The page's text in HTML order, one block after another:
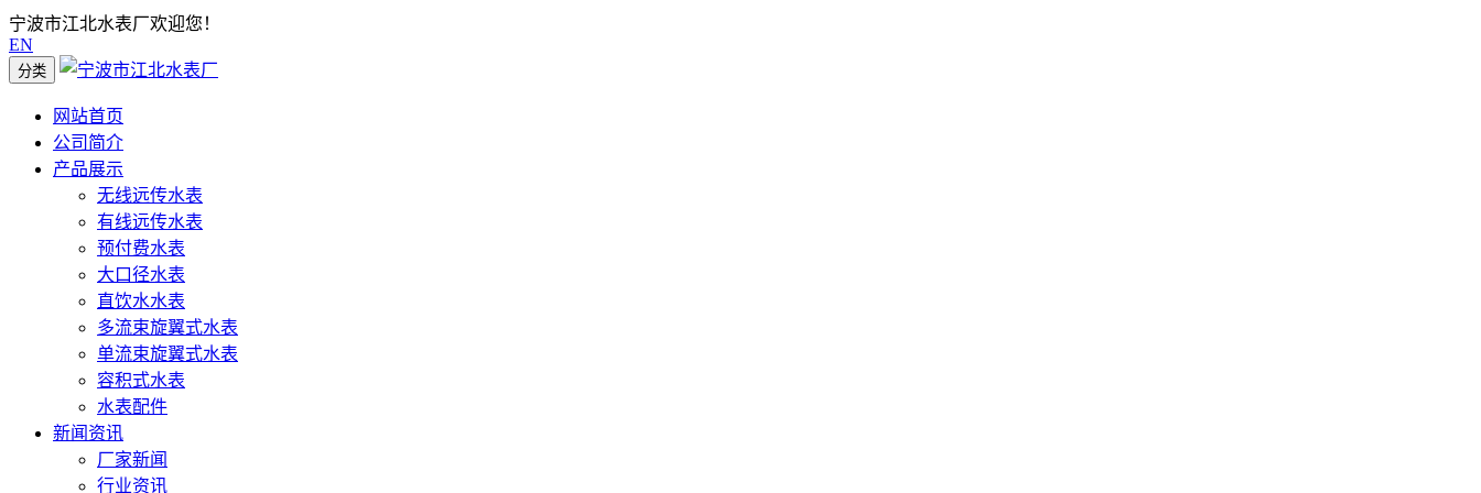
宁波市江北水表厂欢迎您！
EN
分类
网站首页
公司简介
产品展示
无线远传水表
有线远传水表
预付费水表
大口径水表
直饮水水表
多流束旋翼式水表
单流束旋翼式水表
容积式水表
水表配件
新闻资讯
厂家新闻
行业资讯